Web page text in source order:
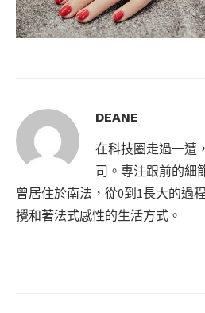
DEANE
在科技圈走過一遭
司。專注跟前的細
曾居住於南法，從0到1長大的過
攪和著法式感性的生活方式。